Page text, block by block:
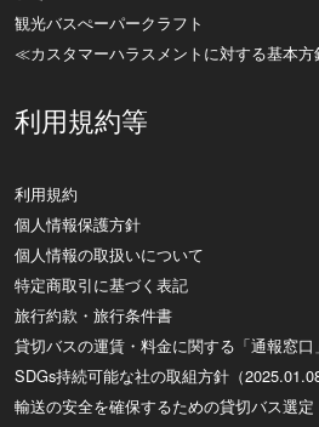
観光バスぺーパークラフト
≪カスタマーハラスメントに対する基本
利用規約等
利用規約
個人情報保護方針
個人情報の取扱いについて
特定商取引に基づく表記
旅行約款・旅行条件書
貸切バスの運賃・料金に関する「通報窓
SDGs持続可能な社の取組方針（
輸送の安全を確保するための貸切バス選